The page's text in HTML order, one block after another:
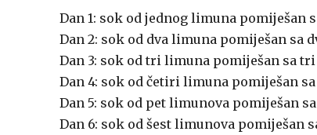
Dan 1: sok od jednog limuna pomiješan
Dan 2: sok od dva limuna pomiješan sa
Dan 3: sok od tri limuna pomiješan sa tri
Dan 4: sok od četiri limuna pomiješan sa
Dan 5: sok od pet limunova pomiješan sa
Dan 6: sok od šest limunova pomiješan